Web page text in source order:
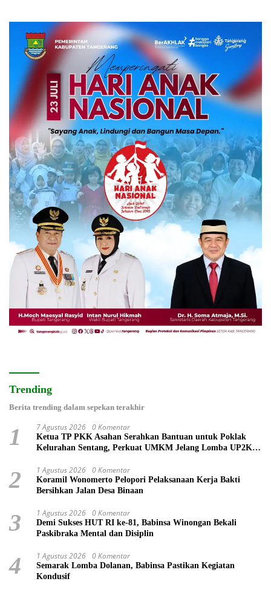
Trending
Berita trending dalam sepekan terakhir
1 7 Agustus 2026 0 Komentar
Ketua TP PKK Asahan Serahkan Bantuan untuk Poklak
Kelurahan Sentang, Perkuat UMKM Jelang Lomba UP2K
2 1 Agustus 2026 0 Komentar
Koramil Wonomerto Pelopori Pelaksanaan Kerja Bakti
Bersihkan Jalan Desa Binaan
3 1 Agustus 2026 0 Komentar
Demi Sukses HUT RI ke-81, Babinsa Winongan Bekali
Paskibraka Mental dan Disiplin
4 1 Agustus 2026 0 Komentar
Semarak Lomba Dolanan, Babinsa Pastikan Kegiatan
Kondusif